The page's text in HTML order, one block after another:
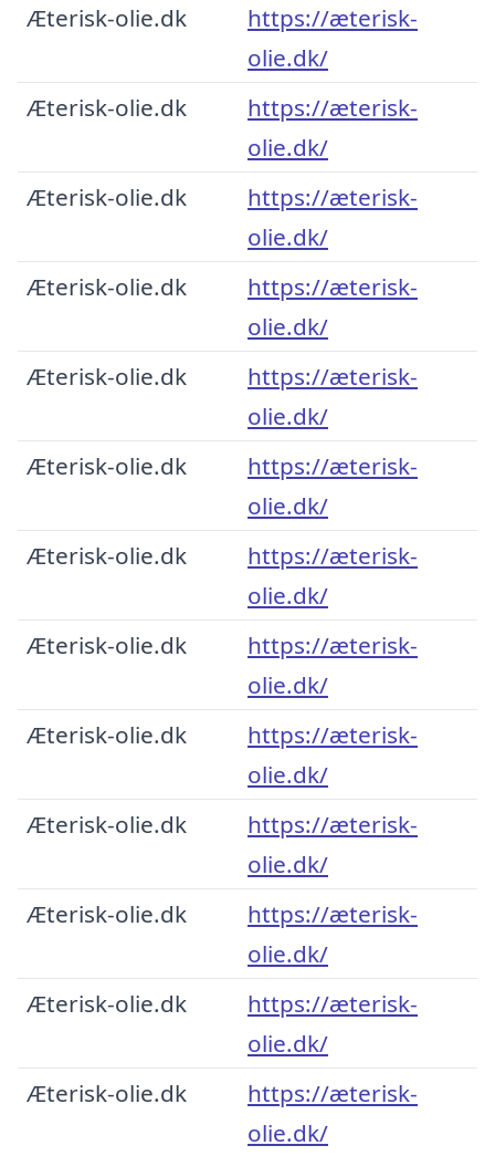
Æterisk-olie.dk
https://æterisk-
olie.dk/
Æterisk-olie.dk
https://æterisk-
olie.dk/
Æterisk-olie.dk
https://æterisk-
olie.dk/
Æterisk-olie.dk
https://æterisk-
olie.dk/
Æterisk-olie.dk
https://æterisk-
olie.dk/
Æterisk-olie.dk
https://æterisk-
olie.dk/
Æterisk-olie.dk
https://æterisk-
olie.dk/
Æterisk-olie.dk
https://æterisk-
olie.dk/
Æterisk-olie.dk
https://æterisk-
olie.dk/
Æterisk-olie.dk
https://æterisk-
olie.dk/
Æterisk-olie.dk
https://æterisk-
olie.dk/
Æterisk-olie.dk
https://æterisk-
olie.dk/
Æterisk-olie.dk
https://æterisk-
olie.dk/